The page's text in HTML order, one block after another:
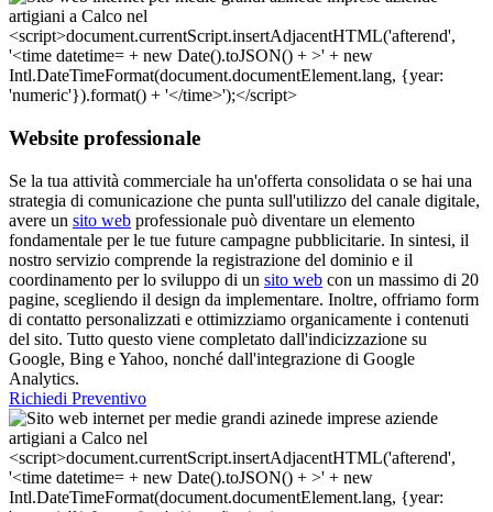
Website professionale
Se la tua attività commerciale ha un'offerta consolidata o se hai una
strategia di comunicazione che punta sull'utilizzo del canale digitale,
avere un sito web professionale può diventare un elemento
fondamentale per le tue future campagne pubblicitarie. In sintesi, il
nostro servizio comprende la registrazione del dominio e il
coordinamento per lo sviluppo di un sito web con un massimo di 20
pagine, scegliendo il design da implementare. Inoltre, offriamo form
di contatto personalizzati e ottimizziamo organicamente i contenuti
del sito. Tutto questo viene completato dall'indicizzazione su
Google, Bing e Yahoo, nonché dall'integrazione di Google
Analytics.
Richiedi Preventivo